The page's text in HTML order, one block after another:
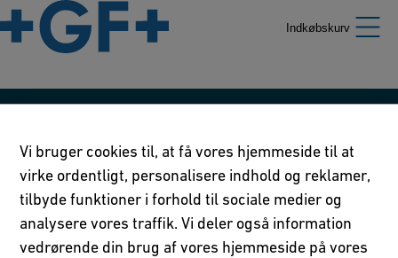
Indkøbskurv
Brugsvilkår
Privatlivserklæring
Cookie - indstillinger
Vi bruger cookies til, at få vores hjemmeside til at
virke ordentligt, personalisere indhold og reklamer,
tilbyde funktioner i forhold til sociale medier og
analysere vores traffik. Vi deler også information
vedrørende din brug af vores hjemmeside på vores